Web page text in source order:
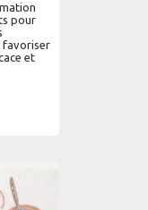
pour
favoriser
et